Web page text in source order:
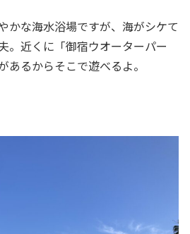
かな海水浴場ですが、海がシケて
。近くに「御宿ウオーターパー
あるからそこで遊べるよ。